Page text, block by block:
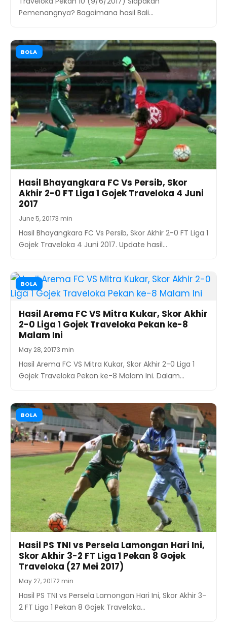
Pemenangnya? Bagaimana hasil Bali…
BOLA
Hasil Bhayangkara FC Vs Persib, Skor
Akhir 2-0 FT Liga 1 Gojek Traveloka 4 Juni
2017
June 5, 20173 min
Hasil Bhayangkara FC Vs Persib, Skor Akhir 2-0 FT Liga 1
Gojek Traveloka 4 Juni 2017. Update hasil…
BOLA
Hasil Arema FC VS Mitra Kukar, Skor Akhir
2-0 Liga 1 Gojek Traveloka Pekan ke-8
Malam Ini
May 28, 20173 min
Hasil Arema FC VS Mitra Kukar, Skor Akhir 2-0 Liga 1
Gojek Traveloka Pekan ke-8 Malam Ini. Dalam…
BOLA
Hasil PS TNI vs Persela Lamongan Hari Ini,
Skor Akhir 3-2 FT Liga 1 Pekan 8 Gojek
Traveloka (27 Mei 2017)
May 27, 20172 min
Hasil PS TNI vs Persela Lamongan Hari Ini, Skor Akhir 3-
2 FT Liga 1 Pekan 8 Gojek Traveloka…